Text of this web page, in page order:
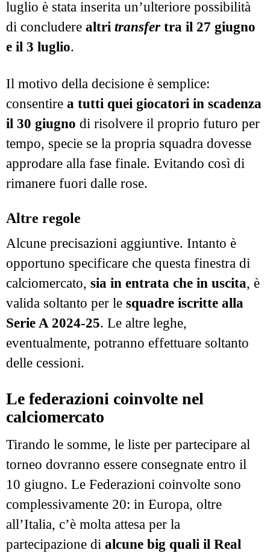
luglio è stata inserita un’ulteriore possibilità
di concludere altri transfer tra il 27 giugno
e il 3 luglio.
Il motivo della decisione è semplice:
consentire a tutti quei giocatori in scadenza
il 30 giugno di risolvere il proprio futuro per
tempo, specie se la propria squadra dovesse
approdare alla fase finale. Evitando così di
rimanere fuori dalle rose.
Altre regole
Alcune precisazioni aggiuntive. Intanto è
opportuno specificare che questa finestra di
calciomercato, sia in entrata che in uscita, è
valida soltanto per le squadre iscritte alla
Serie A 2024-25. Le altre leghe,
eventualmente, potranno effettuare soltanto
delle cessioni.
Le federazioni coinvolte nel
calciomercato
Tirando le somme, le liste per partecipare al
torneo dovranno essere consegnate entro il
10 giugno. Le Federazioni coinvolte sono
complessivamente 20: in Europa, oltre
all’Italia, c’è molta attesa per la
partecipazione di alcune big quali il Real